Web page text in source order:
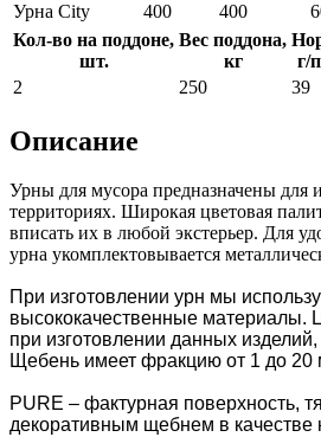
Урна City
400 400
Кол-во на поддоне,
шт.
Вес поддона,
кг
г/
2
250 39
Описание
Урны для мусора предназначены для
территориях. Широкая цветовая
вписать их в любой экстерьер. Для
урна укомплектовывается
При изготовлении урн мы
высококачественные материалы.
при изготовлении данных
Щебень имеет фракцию от 1 до 20
PURE – фактурная поверхность,
декоративным щебнем в качестве